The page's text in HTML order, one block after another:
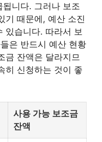
니다. 그러나 보조
기 때문에, 예산 소진
있습니다. 따라서 보
은 반드시 예산 현황
금 잔액은 달라지므
히 신청하는 것이 좋
사용 가능 보조금
잔액